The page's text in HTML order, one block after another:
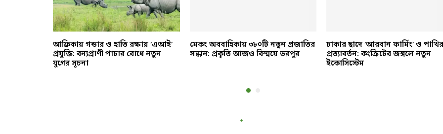
আফ্রিকায় গন্ডার ও হাতি রক্ষায় ‘এআই’
প্রযুক্তি: বন্যপ্রাণী পাচার রোধে নতুন
যুগের সূচনা
মেকং অববাহিকায় ৩৮০টি নতুন প্রজাতির
সন্ধান: প্রকৃতি আজও বিস্ময়ে ভরপুর
ঢাকার ছাদে ‘আরবান ফার্মিং’ ও পাখির
প্রত্যাবর্তন: কংক্রিটের জঙ্গলে নতুন
ইকোসিস্টেম